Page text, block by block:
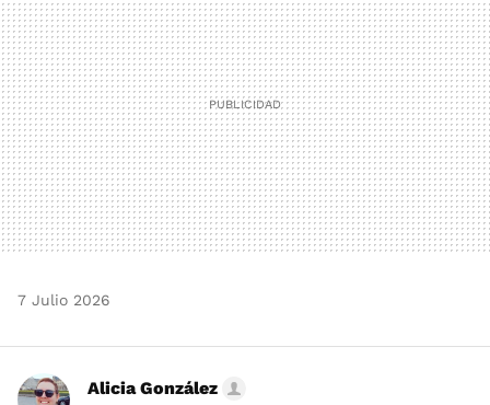
7 Julio 2026
Alicia González